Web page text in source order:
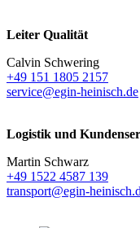
Leiter Qualität
Calvin Schwering
+49 151 1805 2157
service@egin-heinisch.de
Logistik und
Martin Schwarz
+49 1522 4587 139
transport@egin-